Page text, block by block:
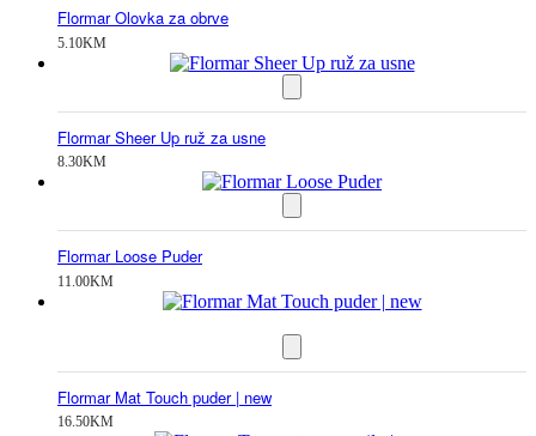
Flormar Olovka za obrve
5.10KM
Flormar Sheer Up ruž za usne
8.30KM
Flormar Loose Puder
11.00KM
Flormar Mat Touch puder | new
16.50KM